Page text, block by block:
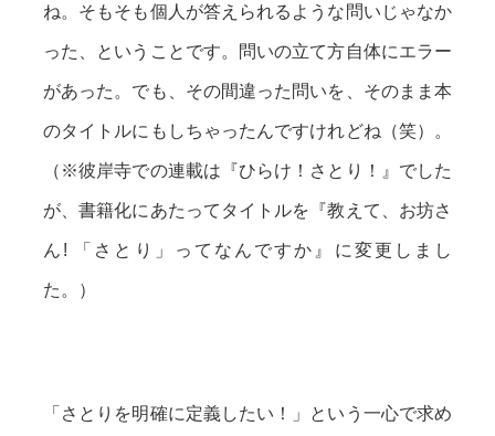
ね。そもそも個人が答えられるような問いじゃなか
った、ということです。問いの立て方自体にエラー
があった。でも、その間違った問いを、そのまま本
のタイトルにもしちゃったんですけれどね（笑）。
（※彼岸寺での連載は『ひらけ！さとり！』でした
が、書籍化にあたってタイトルを『教えて、お坊さ
ん! 「さとり」ってなんですか』に変更しまし
た。）
「さとりを明確に定義したい！」という一心で求め